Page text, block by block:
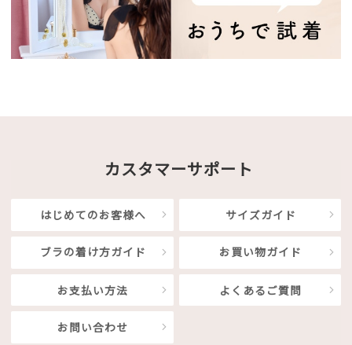
カスタマーサポート
はじめてのお客様へ サイズガイド
ブラの着け方ガイド お買い物ガイド
お支払い方法 よくあるご質問
お問い合わせ